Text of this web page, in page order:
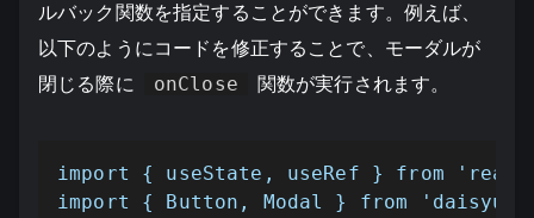
ルバック関数を指定することができます。例えば、
以下のようにコードを修正することで、モーダルが
閉じる際に
onClose 関数が実行されます。
import { useState, useRef } from
import { Button, Modal } from